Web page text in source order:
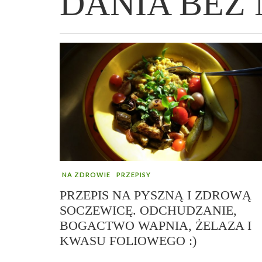
WIELKANOCNA BABKA DROŻDŻOWA –
„TRZYGODZINNA”
„PRZEMIANA” PODRÓŻ DO SIŁY I
WOLNOŚCI :)
GENIALNY ZAKWAS Z BURAKÓW
ROBOTY – WZMACNIA KREW I
AFIRMACJE – TWORZENIE DOBREGO
ŻYCIA!
NA ZDROWIE PRZEPISY
PRZEPIS NA PYSZNĄ I ZDROWĄ
SOCZEWICĘ. ODCHUDZANIE,
BOGACTWO WAPNIA, ŻELAZA I
KWASU FOLIOWEGO :)